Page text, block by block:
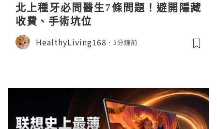
北上種牙必問醫生7條問題！避開隱藏
收費、手術坑位
HealthyLiving168 3分鐘前